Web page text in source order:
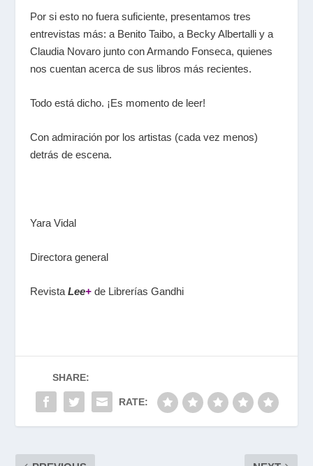
Por si esto no fuera suficiente, presentamos tres
entrevistas más: a Benito Taibo, a Becky Albertalli y a
Claudia Novaro junto con Armando Fonseca, quienes
nos cuentan acerca de sus libros más recientes.
Todo está dicho. ¡Es momento de leer!
Con admiración por los artistas (cada vez menos)
detrás de escena.
Yara Vidal
Directora general
Revista Lee+de Librerías Gandhi
SHARE:
RATE: